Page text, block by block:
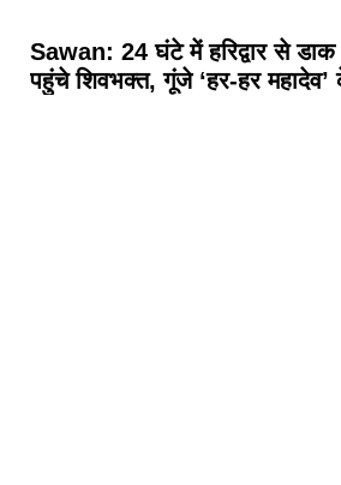
Sawan: 24 घंटे में हरिद्वार से
पहुंचे शिवभक्त, गूंजे ‘हर-हर